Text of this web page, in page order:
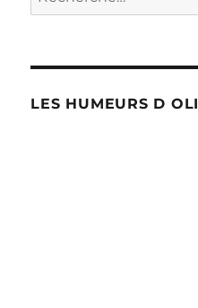
pour :
LES HUMEURS D OLI